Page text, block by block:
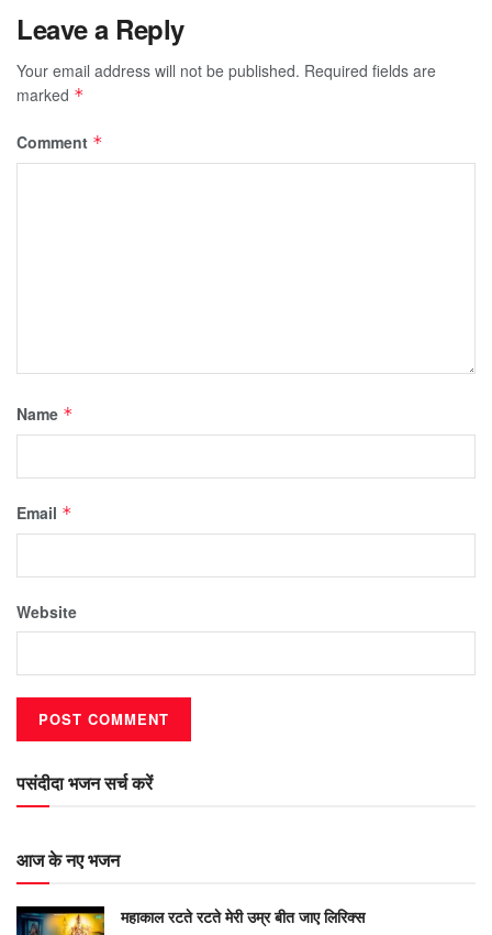
Leave a Reply
Your email address will not be published. Required fields are
marked *
Comment *
Name *
Email *
Website
पसंदीदा भजन सर्च करें
आज के नए भजन
महाकाल रटते रटते मेरी उम्र बीत जाए लिरिक्स